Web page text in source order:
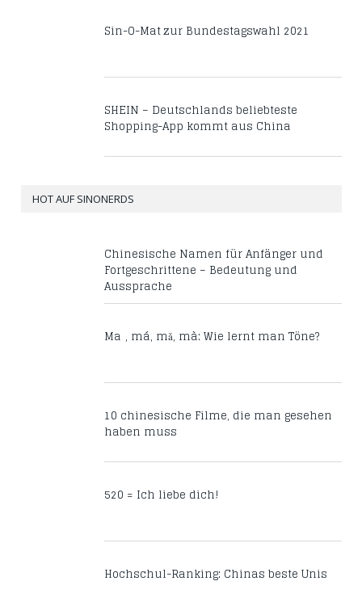
Sin-O-Mat zur Bundestagswahl 2021
SHEIN – Deutschlands beliebteste
Shopping-App kommt aus China
HOT AUF SINONERDS
Chinesische Namen für Anfänger und
Fortgeschrittene – Bedeutung und
Aussprache
Mā, má, mǎ, mà: Wie lernt man Töne?
10 chinesische Filme, die man gesehen
haben muss
520 = Ich liebe dich!
Hochschul-Ranking: Chinas beste Unis